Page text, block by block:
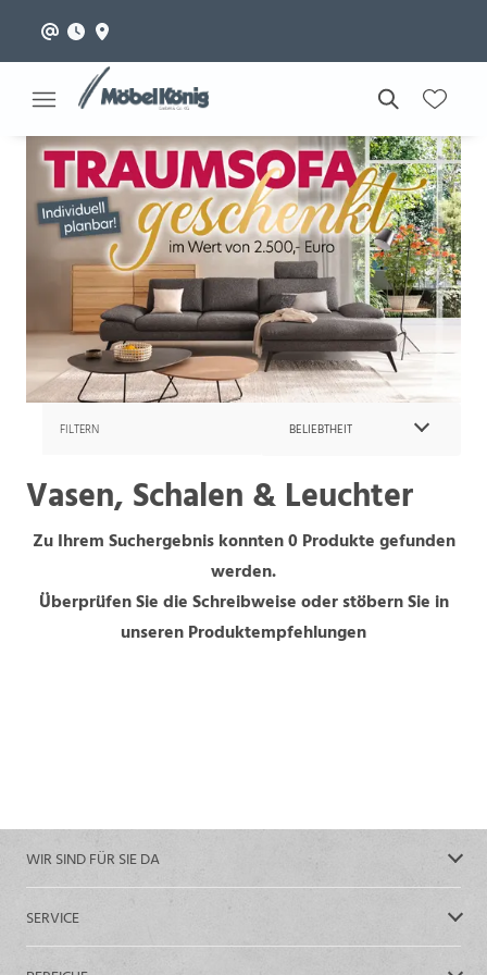
FILTERN BELIEBTHEIT
Vasen, Schalen & Leuchter
Zu Ihrem Suchergebnis konnten 0 Produkte gefunden
werden.
Überprüfen Sie die Schreibweise oder stöbern Sie in
unseren Produktempfehlungen
WIR SIND FÜR SIE DA
SERVICE